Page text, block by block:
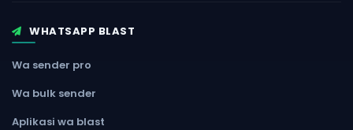
WHATSAPP BLAST
Wa sender pro
Wa bulk sender
Aplikasi wa blast